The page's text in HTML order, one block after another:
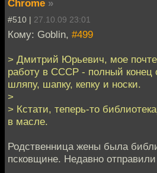
Chrome »
#510 | 27.10.09 23:01
Кому: Goblin, #499
> Дмитрий Юрьевич, мое
работу в СССР - полный
шляпу, шапку, кепку и носки.
>
> Кстати, теперь-то
в масле.
Родственница жены была
псковщине. Недавно